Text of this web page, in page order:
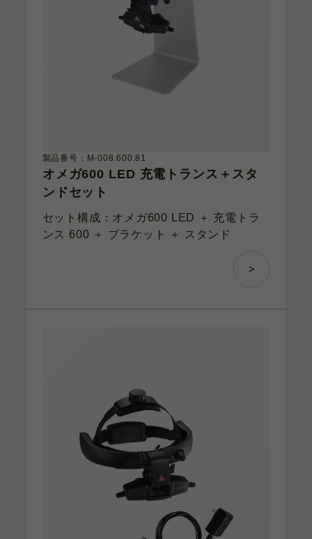
製品番号：M-008.600.81
オメガ600 LED 充電トランス＋スタ
ンドセット
セット構成：オメガ600 LED ＋ 充電トラ
ンス 600 ＋ ブラケット ＋ スタンド